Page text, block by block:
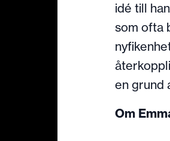
idé till
som ofta
en grund
Om